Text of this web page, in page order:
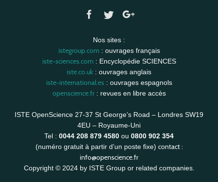
Nos sites :
istegroup.com: ouvrages français
iste-sciences.com: Encyclopédie SCIENCES
iste.co.uk : ouvrages anglais
iste-international.es: ouvrages espagnols
openscience.fr: revues en libre accès
ISTE OpenScience 27-37 St George’s Road – Londres SW19
4EU – Royaume-Uni
Tel : 0044 208 879 4580 ou 0800 902 354
(numéro gratuit à partir d’un poste fixe) contact :
info@openscience.fr
Copyright © 2024 by ISTE Group or related companies.